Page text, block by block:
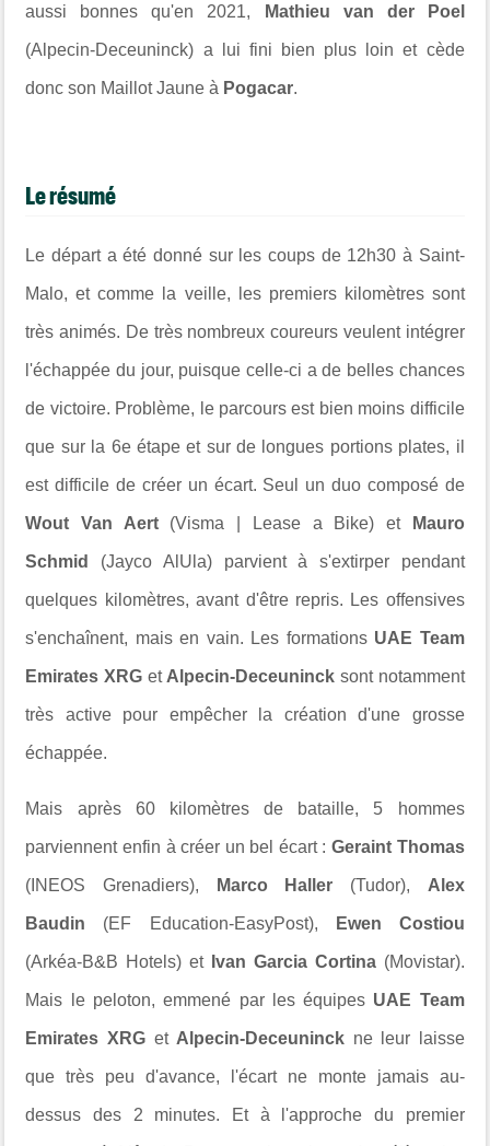
aussi bonnes qu'en 2021, Mathieu van der Poel
(Alpecin-Deceuninck) a lui fini bien plus loin et cède
donc son Maillot Jaune à Pogacar.
Le résumé
Le départ a été donné sur les coups de 12h30 à Saint-
Malo, et comme la veille, les premiers kilomètres sont
très animés. De très nombreux coureurs veulent intégrer
l'échappée du jour, puisque celle-ci a de belles chances
de victoire. Problème, le parcours est bien moins difficile
que sur la 6e étape et sur de longues portions plates, il
est difficile de créer un écart. Seul un duo composé de
Wout Van Aert(Visma | Lease a Bike) et Mauro
Schmid (Jayco AlUla) parvient à s'extirper pendant
quelques kilomètres, avant d'être repris. Les offensives
s'enchaînent, mais en vain. Les formations UAE Team
Emirates XRG et Alpecin-Deceuninck sont notamment
très active pour empêcher la création d'une grosse
échappée.
Mais après 60 kilomètres de bataille, 5 hommes
parviennent enfin à créer un bel écart : Geraint Thomas
(INEOS Grenadiers), Marco Haller (Tudor), Alex
Baudin (EF Education-EasyPost), Ewen Costiou
(Arkéa-B&B Hotels) et Ivan Garcia Cortina(Movistar).
Mais le peloton, emmené par les équipes UAE Team
Emirates XRG et Alpecin-Deceuninck ne leur laisse
que très peu d'avance, l'écart ne monte jamais au-
dessus des 2 minutes. Et à l'approche du premier